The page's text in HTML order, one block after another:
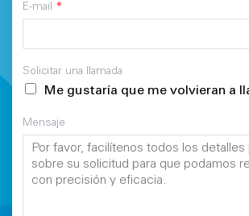
E-mail *
Solicitar una llamada
Me gustaría que me volvieran a
Mensaje